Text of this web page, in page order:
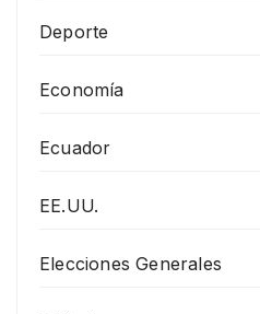
Deporte
Economía
Ecuador
EE.UU.
Elecciones Generales